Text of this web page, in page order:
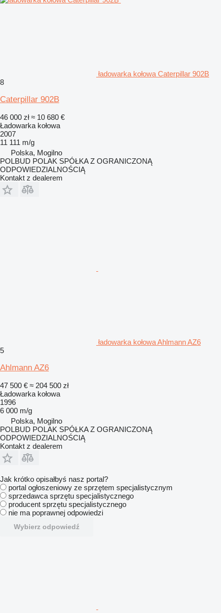
ładowarka kołowa Caterpillar 902B
8
Caterpillar 902B
46 000 zł ≈ 10 680 €
Ładowarka kołowa
2007
11 111 m/g
Polska, Mogilno
POLBUD POLAK SPÓŁKA Z OGRANICZONĄ
ODPOWIEDZIALNOŚCIĄ
Kontakt z dealerem
ładowarka kołowa Ahlmann AZ6
5
Ahlmann AZ6
47 500 € ≈ 204 500 zł
Ładowarka kołowa
1996
6 000 m/g
Polska, Mogilno
POLBUD POLAK SPÓŁKA Z OGRANICZONĄ
ODPOWIEDZIALNOŚCIĄ
Kontakt z dealerem
Jak krótko opisałbyś nasz portal?
portal ogłoszeniowy ze sprzętem specjalistycznym
sprzedawca sprzętu specjalistycznego
producent sprzętu specjalistycznego
nie ma poprawnej odpowiedzi
Wybierz odpowiedź